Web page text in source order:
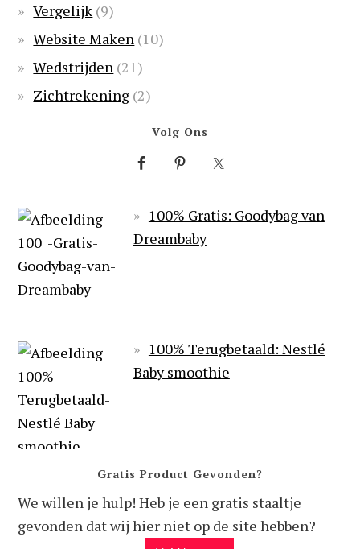
Vergelijk (9)
Website Maken (10)
Wedstrijden (21)
Zichtrekening (2)
Volg Ons
100% Gratis: Goodybag van
Dreambaby
100% Terugbetaald: Nestlé
Baby smoothie
Gratis Product Gevonden?
We willen je hulp! Heb je een gratis staaltje
gevonden dat wij hier niet op de site hebben?